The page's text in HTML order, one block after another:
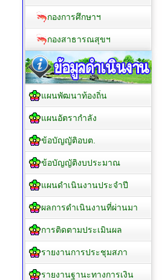
กองการศึกษาฯ
กองสาธารณสุขฯ
แผนพัฒนาท้องถิ่น
แผนอัตรากำลัง
ข้อบัญญัติอบต.
ข้อบัญญัติงบประมาณ
แผนดำเนินงานประจำปี
ผลการดำเนินงานที่ผ่านมา
การติดตามประเมินผล
รายงานการประชุมสภา
รายงานฐานะทางการเงิน